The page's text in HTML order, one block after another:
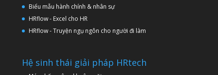
Biểu mẫu hành chính & nhân sự
HRflow - Excel cho HR
HRflow - Truyện ngụ ngôn cho người đi làm
Hệ sinh thái giải pháp HRtech